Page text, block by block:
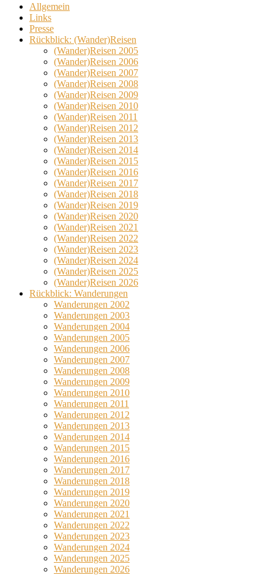
Allgemein
Links
Presse
Rückblick: (Wander)Reisen
(Wander)Reisen 2005
(Wander)Reisen 2006
(Wander)Reisen 2007
(Wander)Reisen 2008
(Wander)Reisen 2009
(Wander)Reisen 2010
(Wander)Reisen 2011
(Wander)Reisen 2012
(Wander)Reisen 2013
(Wander)Reisen 2014
(Wander)Reisen 2015
(Wander)Reisen 2016
(Wander)Reisen 2017
(Wander)Reisen 2018
(Wander)Reisen 2019
(Wander)Reisen 2020
(Wander)Reisen 2021
(Wander)Reisen 2022
(Wander)Reisen 2023
(Wander)Reisen 2024
(Wander)Reisen 2025
(Wander)Reisen 2026
Rückblick: Wanderungen
Wanderungen 2002
Wanderungen 2003
Wanderungen 2004
Wanderungen 2005
Wanderungen 2006
Wanderungen 2007
Wanderungen 2008
Wanderungen 2009
Wanderungen 2010
Wanderungen 2011
Wanderungen 2012
Wanderungen 2013
Wanderungen 2014
Wanderungen 2015
Wanderungen 2016
Wanderungen 2017
Wanderungen 2018
Wanderungen 2019
Wanderungen 2020
Wanderungen 2021
Wanderungen 2022
Wanderungen 2023
Wanderungen 2024
Wanderungen 2025
Wanderungen 2026